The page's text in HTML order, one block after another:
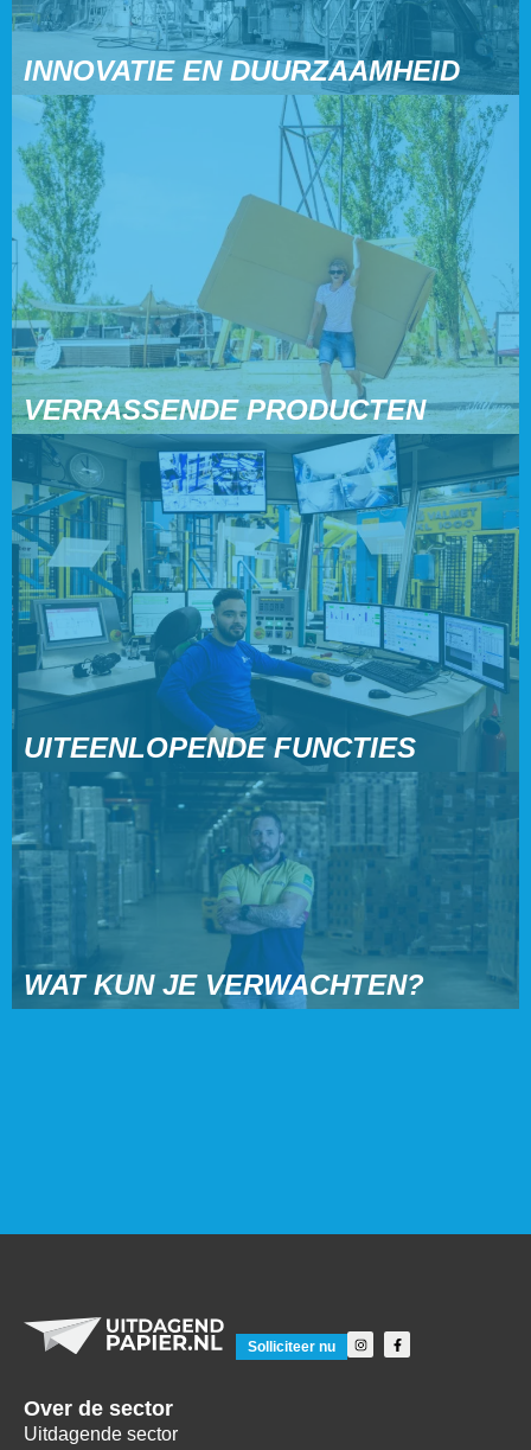
INNOVATIE EN DUURZAAMHEID
VERRASSENDE PRODUCTEN
UITEENLOPENDE FUNCTIES
WAT KUN JE VERWACHTEN?
Solliciteer nu
Over de sector
Uitdagende sector